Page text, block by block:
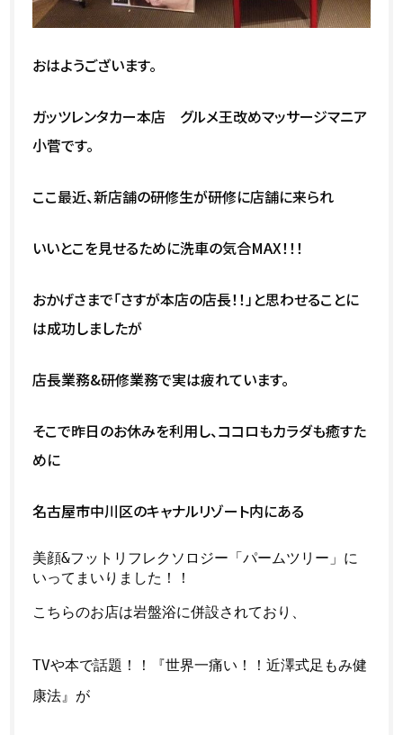
おはようございます。
ガッツレンタカー本店 グルメ王改めマッサージマニア
小菅です。
ここ最近、新店舗の研修生が研修に店舗に来られ
いいとこを見せるために洗車の気合MAX！！！
おかげさまで「さすが本店の店長！！」と思わせることに
は成功しましたが
店長業務&研修業務で実は疲れています。
そこで昨日のお休みを利用し、ココロもカラダも癒すた
めに
名古屋市中川区のキャナルリゾート内にある
美顔&フットリフレクソロジー「パームツリー」に
いってまいりました！！
こちらのお店は岩盤浴に併設されており、
TVや本で話題！！『世界一痛い！！近澤式足もみ健
康法』が